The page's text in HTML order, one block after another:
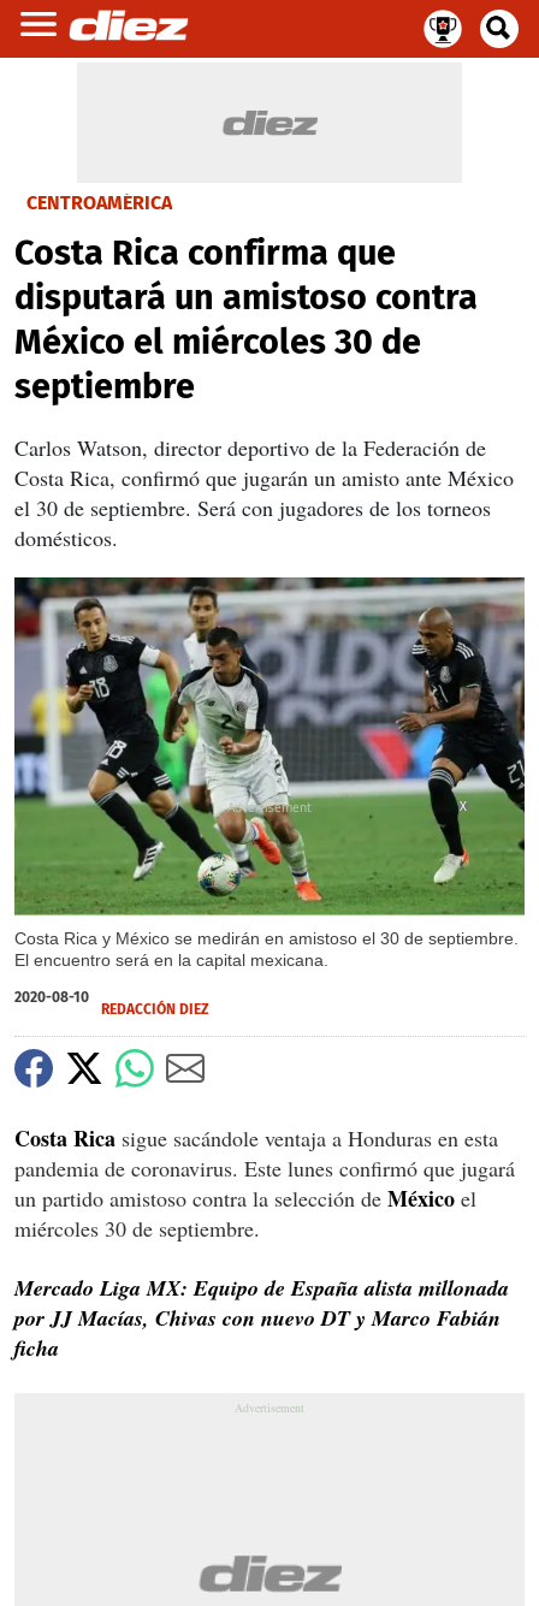
CENTROAMÉRICA
Costa Rica confirma que
disputará un amistoso contra
México el miércoles 30 de
septiembre
Carlos Watson, director deportivo de la Federación de
Costa Rica, confirmó que jugarán un amisto ante México
el 30 de septiembre. Será con jugadores de los torneos
domésticos.
Costa Rica y México se medirán en amistoso el 30 de septiembre.
El encuentro será en la capital mexicana.
X
2020-08-10
REDACCIÓN DIEZ
Costa Rica sigue sacándole ventaja a Honduras en esta
pandemia de coronavirus. Este lunes confirmó que jugará
un partido amistoso contra la selección de México el
miércoles 30 de septiembre.
Mercado Liga MX: Equipo de España alista millonada
por JJ Macías, Chivas con nuevo DT y Marco Fabián
ficha